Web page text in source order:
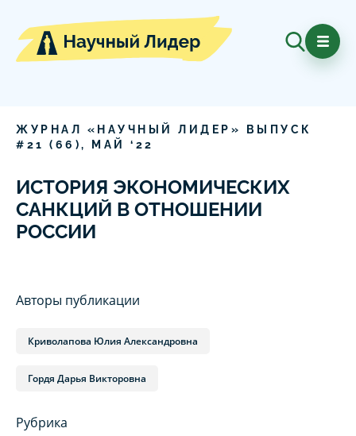
ЖУРНАЛ «НАУЧНЫЙ ЛИДЕР» ВЫПУСК
# 21 ( 66 ), МАЙ ‘ 22
ИСТОРИЯ ЭКОНОМИЧЕСКИХ
САНКЦИЙ В ОТНОШЕНИИ
РОССИИ
Авторы публикации
Криволапова Юлия Александровна
Гордя Дарья Викторовна
Рубрика